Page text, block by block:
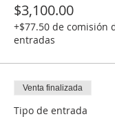
$3,100.00
+$77.50 de comisión
entradas
Venta finalizada
Tipo de entrada